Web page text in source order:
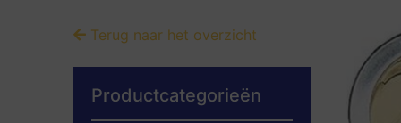
Terug naar het overzicht
Productcategorieën